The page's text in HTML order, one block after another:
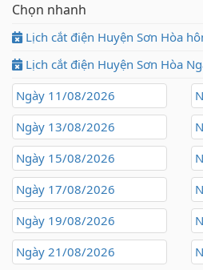
Chọn nhanh
Lịch cắt điện Huyện Sơn Hòa
Lịch cắt điện Huyện Sơn Hòa
Ngày 11/08/2026
Ngày 13/08/2026
Ngày 15/08/2026
Ngày 17/08/2026
Ngày 19/08/2026
Ngày 21/08/2026